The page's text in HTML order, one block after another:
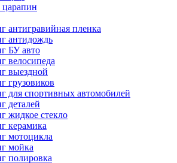
царапин
антигравийная пленка
антидождь
БУ авто
велосипеда
выездной
грузовиков
для спортивных автомобилей
деталей
жидкое стекло
керамика
мотоцикла
мойка
полировка